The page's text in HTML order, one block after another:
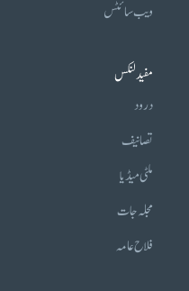
ویب سائٹس
مفید لنکس
درود
تصانیف
ملٹی میڈیا
مجلہ جات
فلاح عامہ